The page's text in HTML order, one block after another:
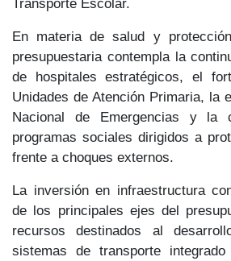
En materia de salud y
presupuestaria contempla la
de hospitales estratégicos, el
Unidades de Atención Primaria, la
Nacional de Emergencias
y la
programas sociales dirigidos a
frente a choques externos.
La inversión en infraestructura
de los principales ejes del
recursos destinados al
sistemas de transporte integrado